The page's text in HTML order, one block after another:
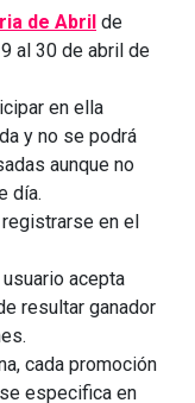
de Abril de
al 30 de abril de
en ella
y no se podrá
aunque no
día.
en el
acepta
resultar ganador
cada promoción
especifica en